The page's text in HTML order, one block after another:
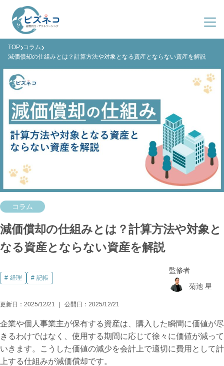
サービス紹介
ビズネコとは？
サービス一覧
導入までの流れ
ファクタリング
導入事例
料金プラン
会社概要
よくある質問
(平日 9:00-19:00)
TOP コラム
減価償却の仕組みとは？計算方法や対象となる資産とならない資産を解説
コラム
減価償却の仕組みとは？計算方法や対象と
なる資産とならない資産を解説
経理 記帳
監修者
菊池 星
更新日： 2025/12/21 公開日： 2025/12/21
企業や個人事業主が保有する資産は、購入した瞬間に価値が尽
きるわけではなく、使用する期間に応じて徐々に価値が減って
いきます。こうした価値の減少を会計上で適切に費用として計
上する仕組みが減価償却です。